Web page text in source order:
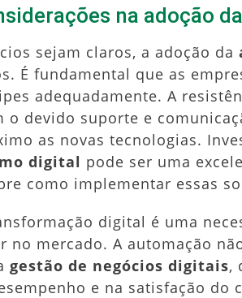
na adoção
sejam claros, a adoção da
É fundamental que as
adequadamente. A
o devido suporte e
as novas tecnologias.
digital pode ser uma
como implementar essas
digital é uma
no mercado. A automação
gestão de negócios digitais,
e na satisfação do